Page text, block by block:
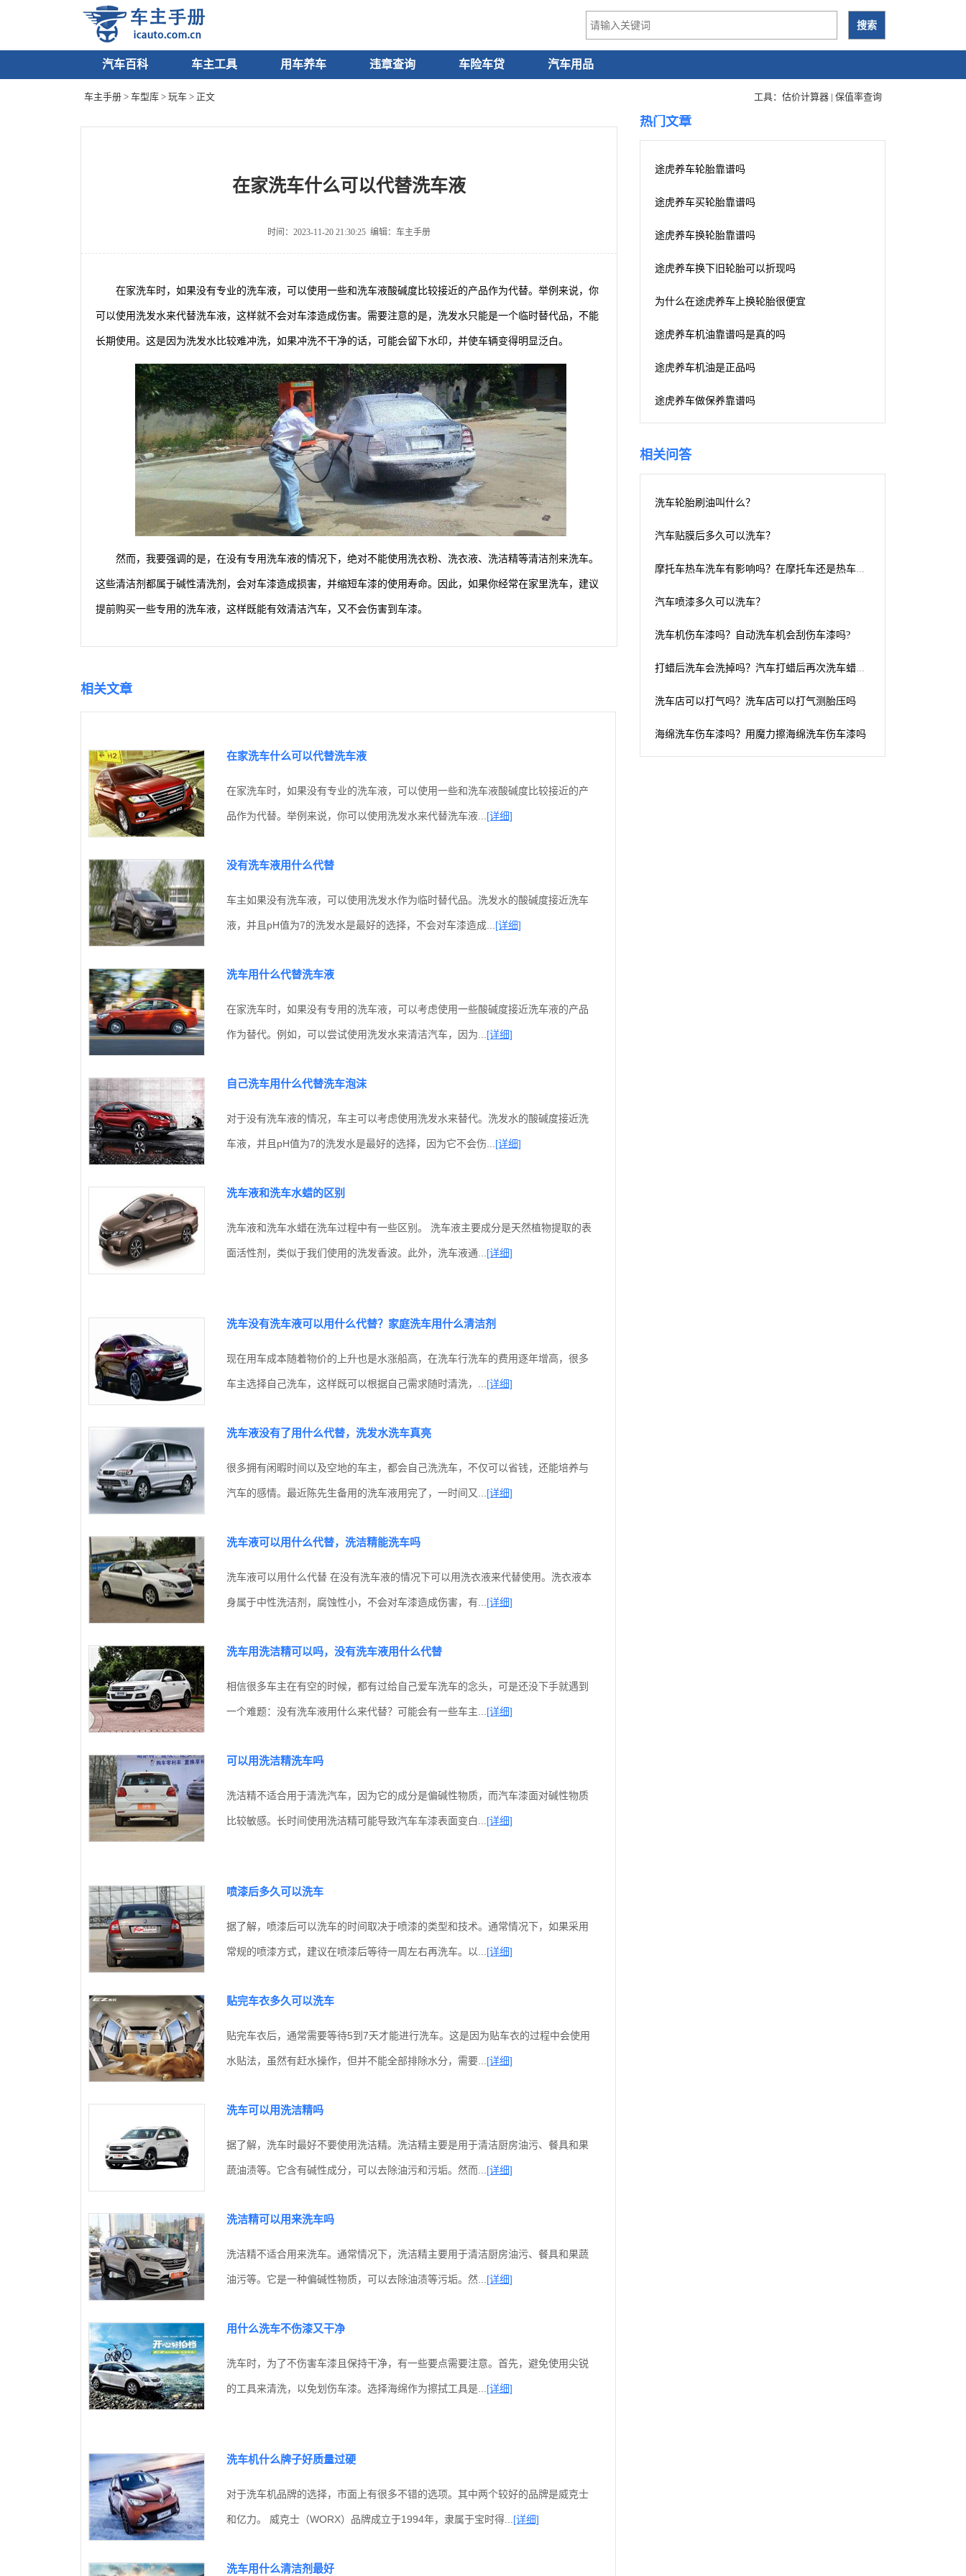
汽车百科 车主工具 用车养车 违章查询 车险车贷 汽车用品
车主手册 > 车型库 > 玩车 > 正文 工具： 估价计算器 | 保值率查询
在家洗车什么可以代替洗车液
时间：2023-11-20 21:30:25 编辑：车主手册
在家洗车时，如果没有专业的洗车液，可以使用一些和洗车液酸碱度比较接近的产品作为代替。举例来说，你
可以使用洗发水来代替洗车液，这样就不会对车漆造成伤害。需要注意的是，洗发水只能是一个临时替代品，不能
长期使用。这是因为洗发水比较难冲洗，如果冲洗不干净的话，可能会留下水印，并使车辆变得明显泛白。
然而，我要强调的是，在没有专用洗车液的情况下，绝对不能使用洗衣粉、洗衣液、洗洁精等清洁剂来洗车。
这些清洁剂都属于碱性清洗剂，会对车漆造成损害，并缩短车漆的使用寿命。因此，如果你经常在家里洗车，建议
提前购买一些专用的洗车液，这样既能有效清洁汽车，又不会伤害到车漆。
相关文章
在家洗车什么可以代替洗车液
在家洗车时，如果没有专业的洗车液，可以使用一些和洗车液酸碱度比较接近的产
品作为代替。举例来说，你可以使用洗发水来代替洗车液... [详细]
没有洗车液用什么代替
车主如果没有洗车液，可以使用洗发水作为临时替代品。洗发水的酸碱度接近洗车
液，并且pH值为7的洗发水是最好的选择，不会对车漆造成... [详细]
洗车用什么代替洗车液
在家洗车时，如果没有专用的洗车液，可以考虑使用一些酸碱度接近洗车液的产品
作为替代。例如，可以尝试使用洗发水来清洁汽车，因为... [详细]
自己洗车用什么代替洗车泡沫
对于没有洗车液的情况，车主可以考虑使用洗发水来替代。洗发水的酸碱度接近洗
车液，并且pH值为7的洗发水是最好的选择，因为它不会伤... [详细]
洗车液和洗车水蜡的区别
洗车液和洗车水蜡在洗车过程中有一些区别。 洗车液主要成分是天然植物提取的表
面活性剂，类似于我们使用的洗发香波。此外，洗车液通... [详细]
洗车没有洗车液可以用什么代替？家庭洗车用什么清洁剂
现在用车成本随着物价的上升也是水涨船高，在洗车行洗车的费用逐年增高，很多
车主选择自己洗车，这样既可以根据自己需求随时清洗，... [详细]
洗车液没有了用什么代替，洗发水洗车真亮
很多拥有闲暇时间以及空地的车主，都会自己洗洗车，不仅可以省钱，还能培养与
汽车的感情。最近陈先生备用的洗车液用完了，一时间又... [详细]
洗车液可以用什么代替，洗洁精能洗车吗
洗车液可以用什么代替 在没有洗车液的情况下可以用洗衣液来代替使用。洗衣液本
身属于中性洗洁剂，腐蚀性小，不会对车漆造成伤害，有... [详细]
洗车用洗洁精可以吗，没有洗车液用什么代替
相信很多车主在有空的时候，都有过给自己爱车洗车的念头，可是还没下手就遇到
一个难题：没有洗车液用什么来代替？可能会有一些车主... [详细]
可以用洗洁精洗车吗
洗洁精不适合用于清洗汽车，因为它的成分是偏碱性物质，而汽车漆面对碱性物质
比较敏感。长时间使用洗洁精可能导致汽车车漆表面变白... [详细]
喷漆后多久可以洗车
据了解，喷漆后可以洗车的时间取决于喷漆的类型和技术。通常情况下，如果采用
常规的喷漆方式，建议在喷漆后等待一周左右再洗车。以... [详细]
贴完车衣多久可以洗车
贴完车衣后，通常需要等待5到7天才能进行洗车。这是因为贴车衣的过程中会使用
水贴法，虽然有赶水操作，但并不能全部排除水分，需要... [详细]
洗车可以用洗洁精吗
据了解，洗车时最好不要使用洗洁精。洗洁精主要是用于清洁厨房油污、餐具和果
蔬油渍等。它含有碱性成分，可以去除油污和污垢。然而... [详细]
洗洁精可以用来洗车吗
洗洁精不适合用来洗车。通常情况下，洗洁精主要用于清洁厨房油污、餐具和果蔬
油污等。它是一种偏碱性物质，可以去除油渍等污垢。然... [详细]
用什么洗车不伤漆又干净
洗车时，为了不伤害车漆且保持干净，有一些要点需要注意。首先，避免使用尖锐
的工具来清洗，以免划伤车漆。选择海绵作为擦拭工具是... [详细]
洗车机什么牌子好质量过硬
对于洗车机品牌的选择，市面上有很多不错的选项。其中两个较好的品牌是威克士
和亿力。 威克士（WORX）品牌成立于1994年，隶属于宝时得... [详细]
洗车用什么清洁剂最好
热门文章
途虎养车轮胎靠谱吗
途虎养车买轮胎靠谱吗
途虎养车换轮胎靠谱吗
途虎养车换下旧轮胎可以折现吗
为什么在途虎养车上换轮胎很便宜
途虎养车机油靠谱吗是真的吗
途虎养车机油是正品吗
途虎养车做保养靠谱吗
相关问答
洗车轮胎刷油叫什么？
汽车贴膜后多久可以洗车？
摩托车热车洗车有影响吗？在摩托车还是热车的时候洗车有什么影响？
汽车喷漆多久可以洗车？
洗车机伤车漆吗？自动洗车机会刮伤车漆吗?
打蜡后洗车会洗掉吗？汽车打蜡后再次洗车蜡会脱掉吗?
洗车店可以打气吗？洗车店可以打气测胎压吗
海绵洗车伤车漆吗？用魔力擦海绵洗车伤车漆吗